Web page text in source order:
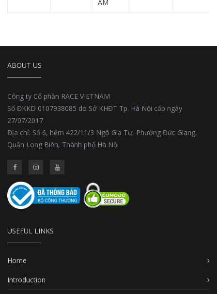
AM
ABOUT US
Công ty Cổ phần RACE VIETNAM
Số ĐKKD 0107938085 do Sở KHĐT Tp. Hà Nội cấp ngày
27/07/2017
Địa chỉ: Số 6, hẻm 422/11/3 Ngô Gia Tự, Phường Đức Giang,
Quận Long Biên, Thành phố Hà Nội
USEFUL LINKS
Home
Introduction